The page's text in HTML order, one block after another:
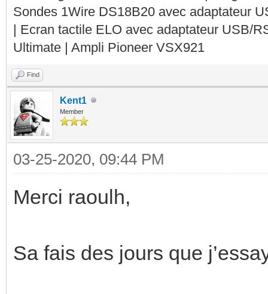
Sondes 1Wire DS18B20 avec adaptateur
| Ecran tactile ELO avec adaptateur USB/
Ultimate | Ampli Pioneer VSX921
Find
Kent1
Member
03-25-2020, 09:44 PM
Merci raoulh,
Sa fais des jours que